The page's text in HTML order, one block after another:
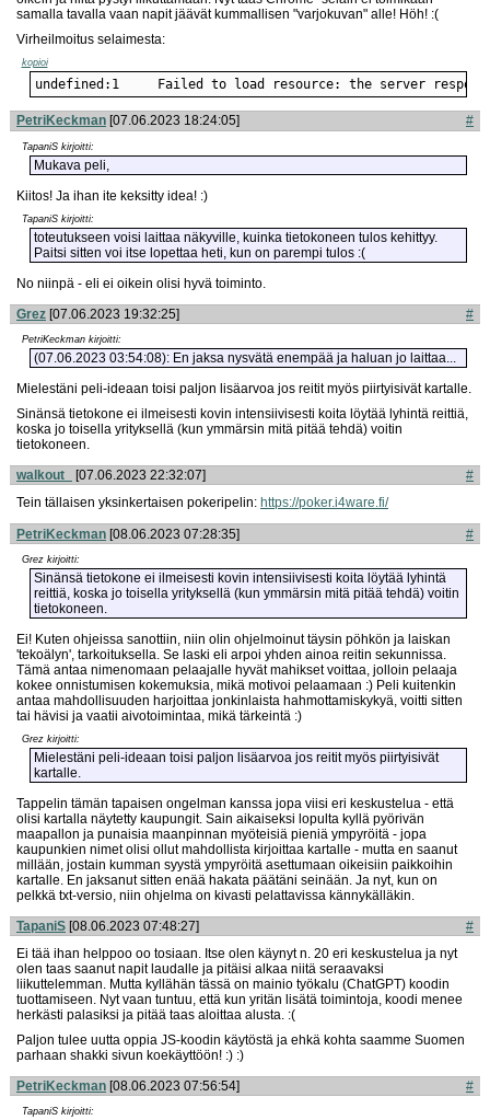
samalla tavalla vaan napit jäävät kummallisen "varjokuvan" alle! Höh! :(
Virheilmoitus selaimesta:
kopioi
undefined:1     Failed to load resource: the server
PetriKeckman [07.06.2023 18:24:05] #
TapaniS kirjoitti:
Mukava peli,
Kiitos! Ja ihan ite keksitty idea! :)
TapaniS kirjoitti:
toteutukseen voisi laittaa näkyville, kuinka tietokoneen tulos kehittyy.
Paitsi sitten voi itse lopettaa heti, kun on parempi tulos :(
No niinpä - eli ei oikein olisi hyvä toiminto.
Grez [07.06.2023 19:32:25] #
PetriKeckman kirjoitti:
(07.06.2023 03:54:08): En jaksa nysvätä enempää ja haluan jo laittaa...
Mielestäni peli-ideaan toisi paljon lisäarvoa jos reitit myös piirtyisivät kartalle.
Sinänsä tietokone ei ilmeisesti kovin intensiivisesti koita löytää lyhintä reittiä,
koska jo toisella yrityksellä (kun ymmärsin mitä pitää tehdä) voitin
tietokoneen.
walkout_ [07.06.2023 22:32:07]
#
Tein tällaisen yksinkertaisen pokeripelin: https://poker.i4ware.fi/
PetriKeckman [08.06.2023 07:28:35] #
Grez kirjoitti:
Sinänsä tietokone ei ilmeisesti kovin intensiivisesti koita löytää lyhintä
reittiä, koska jo toisella yrityksellä (kun ymmärsin mitä pitää tehdä) voitin
tietokoneen.
Ei! Kuten ohjeissa sanottiin, niin olin ohjelmoinut täysin pöhkön ja laiskan
'tekoälyn', tarkoituksella. Se laski eli arpoi yhden ainoa reitin sekunnissa.
Tämä antaa nimenomaan pelaajalle hyvät mahikset voittaa, jolloin pelaaja
kokee onnistumisen kokemuksia, mikä motivoi pelaamaan :) Peli kuitenkin
antaa mahdollisuuden harjoittaa jonkinlaista hahmottamiskykyä, voitti sitten
tai hävisi ja vaatii aivotoimintaa, mikä tärkeintä :)
Grez kirjoitti:
Mielestäni peli-ideaan toisi paljon lisäarvoa jos reitit myös piirtyisivät
kartalle.
Tappelin tämän tapaisen ongelman kanssa jopa viisi eri keskustelua - että
olisi kartalla näytetty kaupungit. Sain aikaiseksi lopulta kyllä pyörivän
maapallon ja punaisia maanpinnan myöteisiä pieniä ympyröitä - jopa
kaupunkien nimet olisi ollut mahdollista kirjoittaa kartalle - mutta en saanut
millään, jostain kumman syystä ympyröitä asettumaan oikeisiin paikkoihin
kartalle. En jaksanut sitten enää hakata päätäni seinään. Ja nyt, kun on
pelkkä txt-versio, niin ohjelma on kivasti pelattavissa kännykälläkin.
TapaniS [08.06.2023 07:48:27]
#
Ei tää ihan helppoo oo tosiaan. Itse olen käynyt n. 20 eri keskustelua ja nyt
olen taas saanut napit laudalle ja pitäisi alkaa niitä seraavaksi
liikuttelemman. Mutta kyllähän tässä on mainio työkalu (ChatGPT) koodin
tuottamiseen. Nyt vaan tuntuu, että kun yritän lisätä toimintoja, koodi menee
herkästi palasiksi ja pitää taas aloittaa alusta. :(
Paljon tulee uutta oppia JS-koodin käytöstä ja ehkä kohta saamme Suomen
parhaan shakki sivun koekäyttöön! :) :)
PetriKeckman [08.06.2023 07:56:54] #
TapaniS kirjoitti: